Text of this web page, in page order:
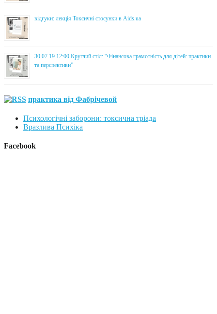
відгуки: лекція Токсичні стосунки в Aids.ua
30.07.19 12:00 Круглий стіл: “Фінансова грамотність для дітей: практики
та перспективи”
практика від Фабрічевой
Психологічні заборони: токсична тріада
Вразлива Психіка
Facebook